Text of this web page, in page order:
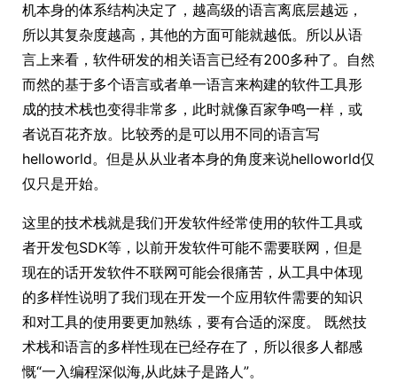
机本身的体系结构决定了，越高级的语言离底层越远，
所以其复杂度越高，其他的方面可能就越低。所以从语
言上来看，软件研发的相关语言已经有200多种了。自然
而然的基于多个语言或者单一语言来构建的软件工具形
成的技术栈也变得非常多，此时就像百家争鸣一样，或
者说百花齐放。比较秀的是可以用不同的语言写
helloworld。但是从从业者本身的角度来说helloworld仅
仅只是开始。
这里的技术栈就是我们开发软件经常使用的软件工具或
者开发包SDK等，以前开发软件可能不需要联网，但是
现在的话开发软件不联网可能会很痛苦，从工具中体现
的多样性说明了我们现在开发一个应用软件需要的知识
和对工具的使用要更加熟练，要有合适的深度。 既然技
术栈和语言的多样性现在已经存在了，所以很多人都感
慨“一入编程深似海,从此妹子是路人”。